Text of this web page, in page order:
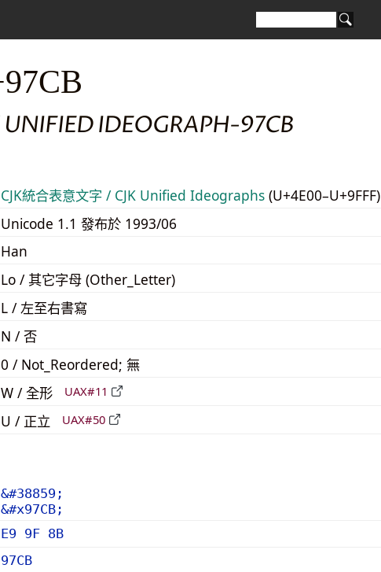
UNIFIED IDEOGRAPH-97CB
CJK統合表意文字 / CJK Unified Ideographs (U+4E00–U+9FFF)
Unicode 1.1 發布於 1993/06
Han
Lo / 其它字母 (Other_Letter)
L / 左至右書寫
N / 否
0 / Not_Reordered; 無
W / 全形 UAX#11
U / 正立 UAX#50
&#38859;
&#x97CB;
E9 9F 8B
97CB